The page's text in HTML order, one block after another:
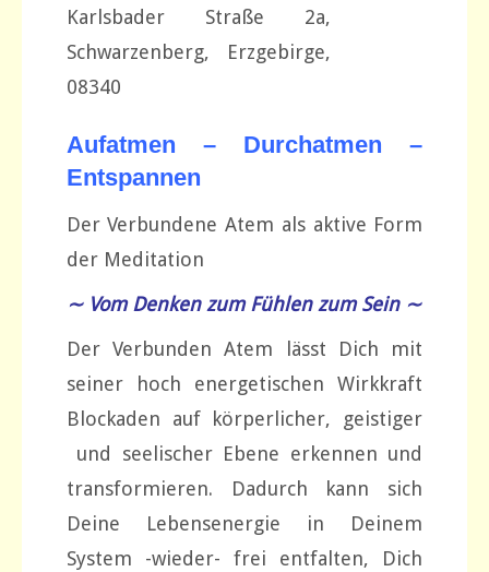
Karlsbader Straße 2a,
Schwarzenberg, Erzgebirge,
08340
Aufatmen – Durchatmen –
Entspannen
Der Verbundene Atem als aktive Form
der Meditation
∼ Vom Denken zum Fühlen zum Sein ∼
Der Verbunden Atem lässt Dich mit
seiner hoch energetischen Wirkkraft
Blockaden auf körperlicher, geistiger
und seelischer Ebene erkennen und
transformieren. Dadurch kann sich
Deine Lebensenergie in Deinem
System -wieder- frei entfalten, Dich